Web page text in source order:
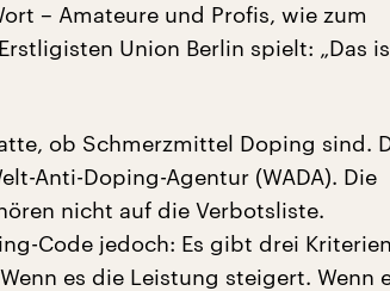
– Amateure und Profis, wie zum
Union Berlin spielt: „Das
ob Schmerzmittel Doping sind.
Anti-Doping-Agentur (WADA). Die
nicht auf die Verbotsliste.
Code jedoch: Es gibt drei
es die Leistung steigert. Wenn